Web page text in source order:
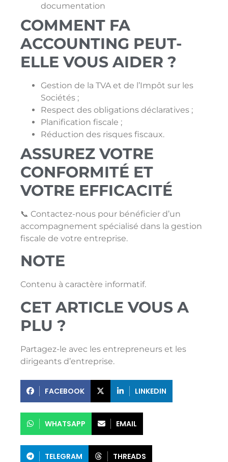
documentation
COMMENT FA
ACCOUNTING PEUT-
ELLE VOUS AIDER ?
Gestion de la TVA et de l’Impôt sur les
Sociétés ;
Respect des obligations déclaratives ;
Planification fiscale ;
Réduction des risques fiscaux.
ASSUREZ VOTRE
CONFORMITÉ ET
VOTRE EFFICACITÉ
📞 Contactez-nous pour bénéficier d’un
accompagnement spécialisé dans la gestion
fiscale de votre entreprise.
NOTE
Contenu à caractère informatif.
CET ARTICLE VOUS A
PLU ?
Partagez-le avec les entrepreneurs et les
dirigeants d’entreprise.
FACEBOOK LINKEDIN
WHATSAPP EMAIL
TELEGRAM THREADS